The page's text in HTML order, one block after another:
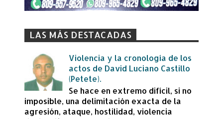
LAS MÁS DESTACADAS
Violencia y la cronología de los
actos de David Luciano Castillo
(Petete).
Se hace en extremo difícil, si no
imposible, una delimitación exacta de la
agresión, ataque, hostilidad, violencia